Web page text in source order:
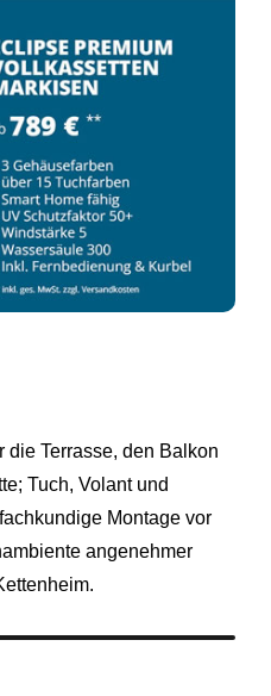
Terrasse, den Balkon
Tuch, Volant und
Montage vor
angenehmer
.